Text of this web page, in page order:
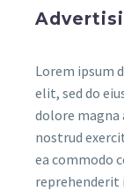
Lorem ipsum
elit, sed do
dolore magna
nostrud
ea commodo
reprehenderit